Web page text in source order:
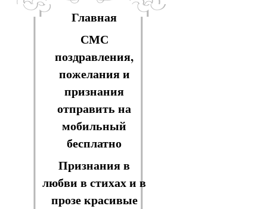
Главная
СМС
поздравления,
пожелания и
признания
отправить на
мобильный
бесплатно
Признания в
любви в стихах и в
прозе красивые